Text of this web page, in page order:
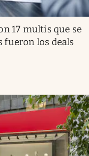
17 multis que se
fueron los deals